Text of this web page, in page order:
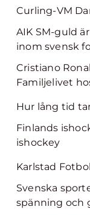
Curling-VM
AIK SM-guld
inom svensk
Cristiano
Familjelivet
Hur lång tid
Finlands
ishockey
Karlstad
Svenska
spänning och